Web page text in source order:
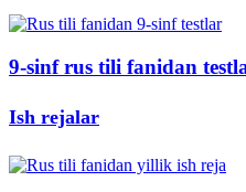
9-sinf rus tili fanidan
Ish rejalar